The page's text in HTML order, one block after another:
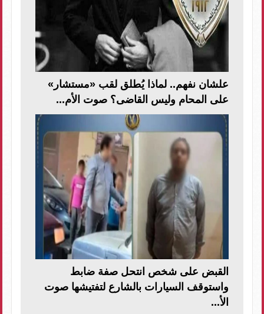
علشان نفهم.. لماذا يُطلق لقب «مستشار»
على المحام وليس القاضى؟ صوت الأم...
القبض على شخص انتحل صفة ضابط
واستوقف السيارات بالشارع لتفتيشها صوت
الأ...